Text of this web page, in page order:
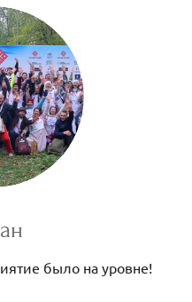
было на уровне!